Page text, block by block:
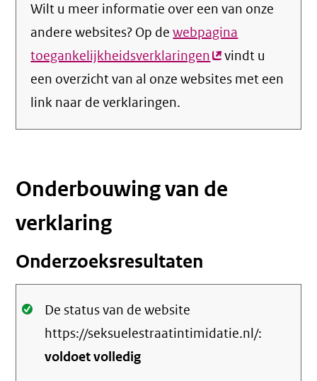
Wilt u meer informatie over een van onze
andere websites? Op dewebpagina
toegankelijkheidsverklaringen(externe
link)
vindt u
een overzicht van al onze websites met een
link naar de verklaringen.
Onderbouwing van de
verklaring
Onderzoeksresultaten
Oké.
De status van de website
https://seksuelestraatintimidatie.nl/:
voldoet volledig